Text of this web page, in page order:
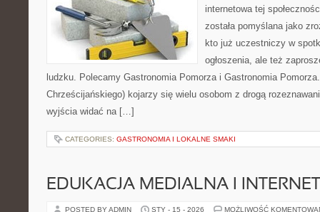
internetowa tej
została pomyślana jako
kto już uczestniczy w
ogłoszenia, ale też
ludzku. Polecamy Gastronomia Pomorza i Gastronomia
Chrześcijańskiego) kojarzy się wielu osobom z drogą
wyjścia widać na […]
CATEGORIES: GASTRONOMIA I LOKALNE SMAKI
EDUKACJA MEDIALNA I
POSTED BY ADMIN STY - 15 - 2026 MOŻLIWOŚĆ